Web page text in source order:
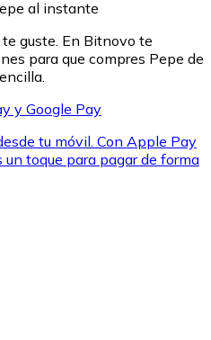
con efectivo en tu tienda más
al instante
guste. En Bitnovo te
para que compres Pepe de
y Google Pay
tu móvil. Con Apple Pay
un toque para pagar de forma